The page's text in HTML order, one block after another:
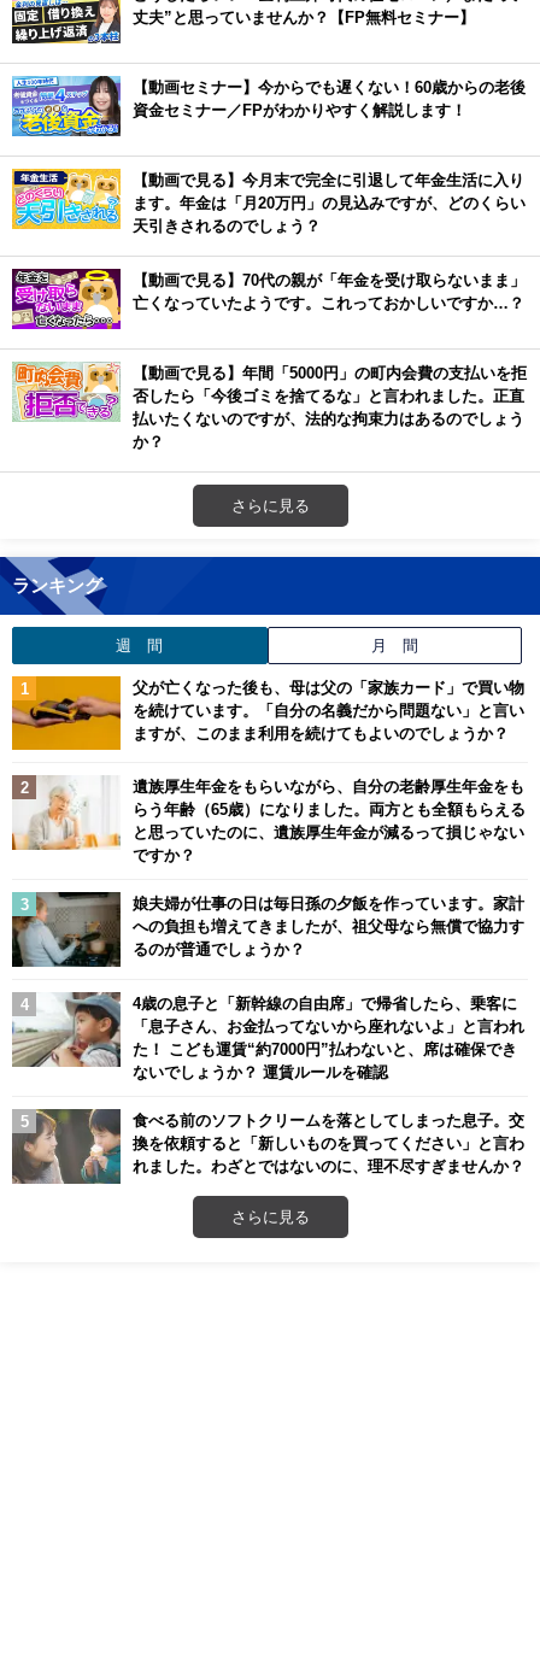
丈夫”と思っていませんか？【FP無料セミナー】
【動画セミナー】今からでも遅くない！60歳からの老後
資金セミナー／FPがわかりやすく解説します！
【動画で見る】今月末で完全に引退して年金生活に入り
ます。年金は「月20万円」の見込みですが、どのくらい
天引きされるのでしょう？
【動画で見る】70代の親が「年金を受け取らないまま」
亡くなっていたようです。これっておかしいですか…？
【動画で見る】年間「5000円」の町内会費の支払いを拒
否したら「今後ゴミを捨てるな」と言われました。正直
払いたくないのですが、法的な拘束力はあるのでしょう
か？
さらに見る
ランキング
週 間 月 間
父が亡くなった後も、母は父の「家族カード」で買い物
を続けています。「自分の名義だから問題ない」と言い
ますが、このまま利用を続けてもよいのでしょうか？
遺族厚生年金をもらいながら、自分の老齢厚生年金をも
らう年齢（65歳）になりました。両方とも全額もらえる
と思っていたのに、遺族厚生年金が減るって損じゃない
ですか？
娘夫婦が仕事の日は毎日孫の夕飯を作っています。家計
への負担も増えてきましたが、祖父母なら無償で協力す
るのが普通でしょうか？
4歳の息子と「新幹線の自由席」で帰省したら、乗客に
「息子さん、お金払ってないから座れないよ」と言われ
た！ こども運賃“約7000円”払わないと、席は確保でき
ないでしょうか？ 運賃ルールを確認
食べる前のソフトクリームを落としてしまった息子。交
換を依頼すると「新しいものを買ってください」と言わ
れました。わざとではないのに、理不尽すぎませんか？
さらに見る